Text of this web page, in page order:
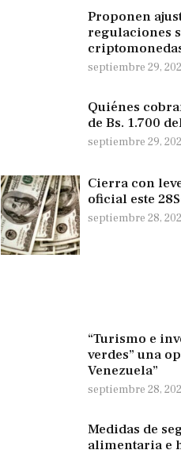
Proponen
regulaciones
septiembre 29,
Quiénes
de Bs. 1.700
septiembre 29,
Cierra con
oficial este
septiembre 28,
“Turismo e
verdes” una
Venezuela”
septiembre 28,
Medidas de
alimentaria e